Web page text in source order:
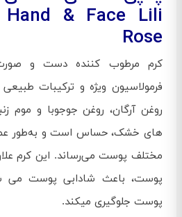
Hand & Face Lili
Rose
کرم مرطوب کننده دست و
فرمولاسیون ویژه و ترکیبات
روغن آرگان، روغن جوجوبا و موم
های خشک، حساس است و به‌طور
مختلف پوست می‌رساند. این کرم
پوست، باعث شادابی پوست می
پوست جلوگیری میکند.